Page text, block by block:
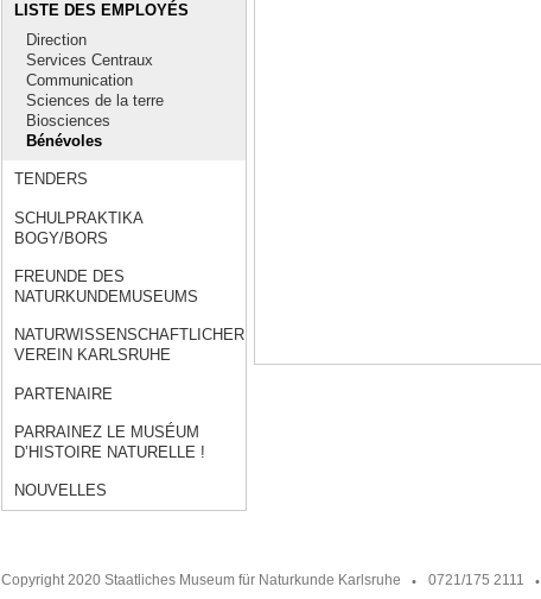
LISTE DES EMPLOYÉS
Direction
Services Centraux
Communication
Sciences de la terre
Biosciences
Bénévoles
TENDERS
SCHULPRAKTIKA
BOGY/BORS
FREUNDE DES
NATURKUNDEMUSEUMS
NATURWISSENSCHAFTLICHER
VEREIN KARLSRUHE
PARTENAIRE
PARRAINEZ LE MUSÉUM
D’HISTOIRE NATURELLE !
NOUVELLES
Copyright 2020 Staatliches Museum für Naturkunde Karlsruhe 0721/175 2111